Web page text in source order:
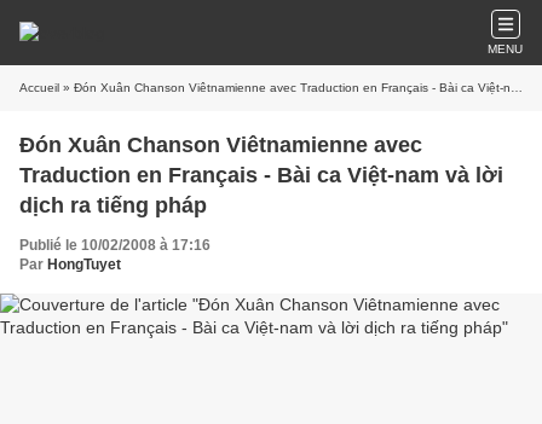
MENU
Accueil » Đón Xuân Chanson Viêtnamienne avec Traduction en Français - Bài ca Việt-nam và lời dịch ra tiếng pháp
Đón Xuân Chanson Viêtnamienne avec
Traduction en Français - Bài ca Việt-nam và lời
dịch ra tiếng pháp
Publié le 10/02/2008 à 17:16
Par HongTuyet